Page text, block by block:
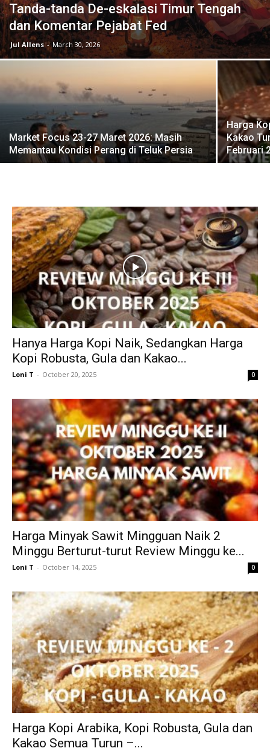
Tanda-tanda De-eskalasi Timur Tengah
dan Komentar Pejabat Fed
Jul Allens - March 30, 2026
Market Focus 23-27 Maret 2026: Masih
Memantau Kondisi Perang di Teluk Persia
Harga
Kakao
Februari
Hanya Harga Kopi Naik, Sedangkan Harga
Kopi Robusta, Gula dan Kakao...
Loni T - October 20, 2025 0
Harga Minyak Sawit Mingguan Naik 2
Minggu Berturut-turut Review Minggu ke...
Loni T - October 14, 2025 0
Harga Kopi Arabika, Kopi Robusta, Gula dan
Kakao Semua Turun –...